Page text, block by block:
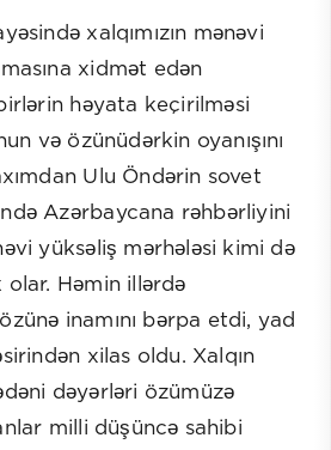
xalqımızın mənəvi
xidmət edən
həyata keçirilməsi
və özünüdərkin oyanışını
Ulu Öndərin sovet
Azərbaycana rəhbərliyini
yüksəliş mərhələsi kimi də
Həmin illərdə
inamını bərpa etdi, yad
xilas oldu. Xalqın
dəyərləri özümüzə
milli düşüncə sahibi